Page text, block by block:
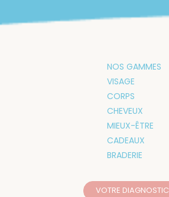
VOTRE DIAGNOSTIC
NOS GAMMES
VISAGE
CORPS
CHEVEUX
MIEUX-ÊTRE
CADEAUX
BRADERIE